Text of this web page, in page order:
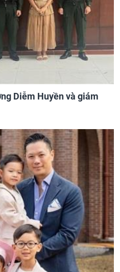
Diễm Huyền và giám